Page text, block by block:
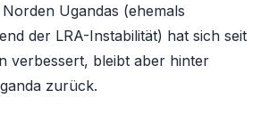
Ugandas (ehemals
der LRA-Instabilität) hat sich seit
verbessert, bleibt aber hinter
zurück.